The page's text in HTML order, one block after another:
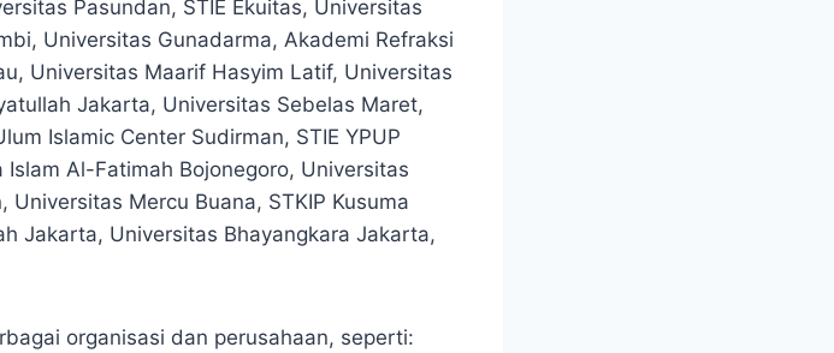
Pasundan, STIE Ekuitas, Universitas
Universitas Gunadarma, Akademi Refraksi
Universitas Maarif Hasyim Latif, Universitas
Jakarta, Universitas Sebelas Maret,
Islamic Center Sudirman, STIE YPUP
Al-Fatimah Bojonegoro, Universitas
Mercu Buana, STKIP Kusuma
Jakarta, Universitas Bhayangkara Jakarta,
organisasi dan perusahaan, seperti: